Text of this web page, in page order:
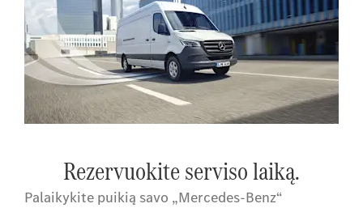
Rezervuokite serviso laiką.
Palaikykite puikią savo „Mercedes-Benz“